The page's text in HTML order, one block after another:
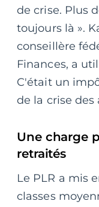
de crise. Plus
toujours là ».
conseillère
Finances, a
C'était un
de la crise des
Une charge
retraités
Le PLR a mis
classes